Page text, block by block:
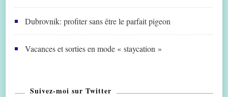
Dubrovnik: profiter sans être le parfait pigeon
Vacances et sorties en mode « staycation »
Suivez-moi sur Twitter